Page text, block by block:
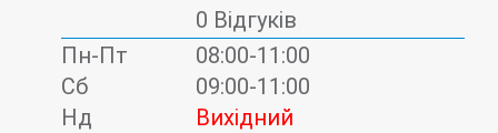
0 Відгуків
Пн-Пт
08:00-11:00
Сб
09:00-11:00
Нд
Вихідний